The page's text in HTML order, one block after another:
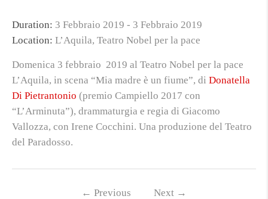
Duration: 3 Febbraio 2019 - 3 Febbraio 2019
Location: L’Aquila, Teatro Nobel per la pace
Domenica 3 febbraio 2019 al Teatro Nobel per la pace
L’Aquila, in scena “Mia madre è un fiume”, di Donatella
Di Pietrantonio (premio Campiello 2017 con
“L’Arminuta”), drammaturgia e regia di Giacomo
Vallozza, con Irene Cocchini. Una produzione del Teatro
del Paradosso.
← Previous Next →